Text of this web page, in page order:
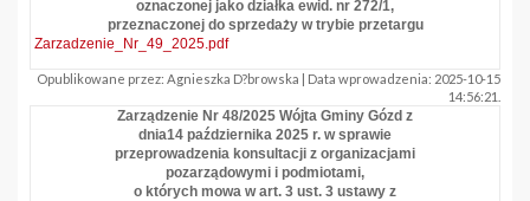
oznaczonej jako działka ewid. nr 272/1,
przeznaczonej do sprzedaży w trybie przetargu
Zarzadzenie_Nr_49_2025.pdf
Opublikowane przez: Agnieszka D?browska | Data wprowadzenia: 2025-10-15
14:56:21.
Zarządzenie Nr 48/2025 Wójta Gminy Gózd z
dnia14 października 2025 r. w sprawie
przeprowadzenia konsultacji z organizacjami
pozarządowymi i podmiotami,
o których mowa w art. 3 ust. 3 ustawy z